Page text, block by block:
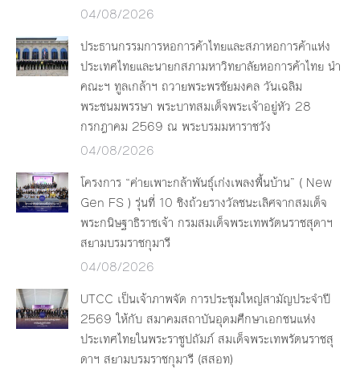
04/08/2026
ประธานกรรมการหอการค้าไทยและสภาหอการค้าแห่ง
ประเทศไทยและนายกสภามหาวิทยาลัยหอการค้าไทย นำ
คณะฯ ทูลเกล้าฯ ถวายพระพรชัยมงคล วันเฉลิม
พระชนมพรรษา พระบาทสมเด็จพระเจ้าอยู่หัว 28
กรกฎาคม 2569 ณ พระบรมมหาราชวัง
04/08/2026
โครงการ “ค่ายเพาะกล้าพันธุ์เก่งเพลงพื้นบ้าน” ( New
Gen FS ) รุ่นที่ 10 ชิงถ้วยรางวัลชนะเลิศจากสมเด็จ
พระกนิษฐาธิราชเจ้า กรมสมเด็จพระเทพรัตนราชสุดาฯ
สยามบรมราชกุมารี
04/08/2026
UTCC เป็นเจ้าภาพจัด การประชุมใหญ่สามัญประจำปี
2569 ให้กับ สมาคมสถาบันอุดมศึกษาเอกชนแห่ง
ประเทศไทยในพระราชูปถัมภ์ สมเด็จพระเทพรัตนราชสุ
ดาฯ สยามบรมราชกุมารี (สสอท)